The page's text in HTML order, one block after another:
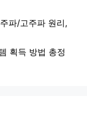
파/고주파 원리,
획득 방법 총정